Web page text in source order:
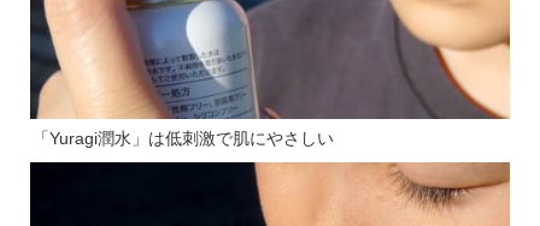
「Yuragi潤水」は低刺激で肌にやさしい